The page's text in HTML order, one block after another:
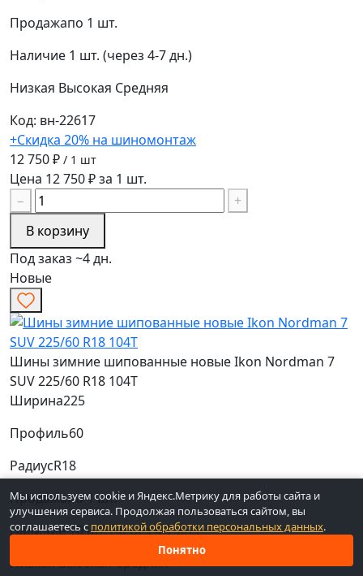
Продажапо 1 шт.
Наличие 1 шт. (через 4-7 дн.)
Низкая Высокая Средняя
Код: вн-22617
+Скидка 20% на шиномонтаж
12 750 ₽ / 1 шт
Цена 12 750 ₽ за 1 шт.
−
+
В корзину
Под заказ ~4 дн.
Новые
Шины зимние шипованные новые Ikon Nordman 7
SUV 225/60 R18 104T
Ширина225
Профиль60
РадиусR18
Продажапо 1 шт.
Наличие10 шт. (через 4-7 дн.)
НизкаяВысокаяСредняя
Мы используем cookie и Яндекс.Метрику для работы сайта и
улучшения сервиса. Продолжая пользоваться сайтом, вы
соглашаетесь с политикой обработки персональных данных.
Понятно